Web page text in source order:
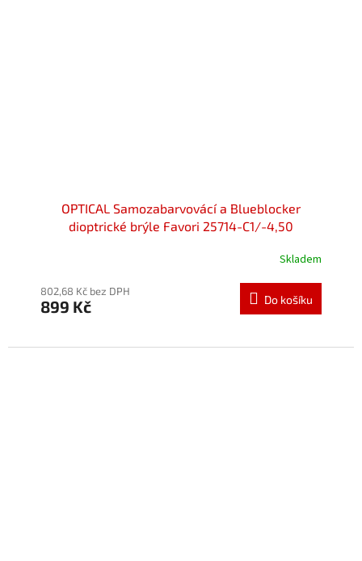
OPTICAL Samozabarvovácí a Blueblocker
dioptrické brýle Favori 25714-C1/-4,50
Skladem
802,68 Kč bez DPH
899 Kč Do košíku